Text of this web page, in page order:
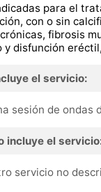
para el
con o sin
fibrosis
y disfunción
el servicio:
sesión de ondas
incluye el
servicio no